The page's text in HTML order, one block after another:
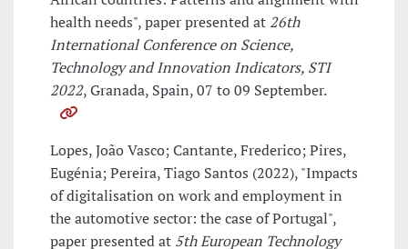
health needs", paper presented at 26th
International Conference on Science,
Technology and Innovation Indicators, STI
2022, Granada, Spain, 07 to 09 September.
Lopes, João Vasco; Cantante, Frederico; Pires,
Eugénia; Pereira, Tiago Santos (2022), "Impacts
of digitalisation on work and employment in
the automotive sector: the case of Portugal",
paper presented at 5th European Technology